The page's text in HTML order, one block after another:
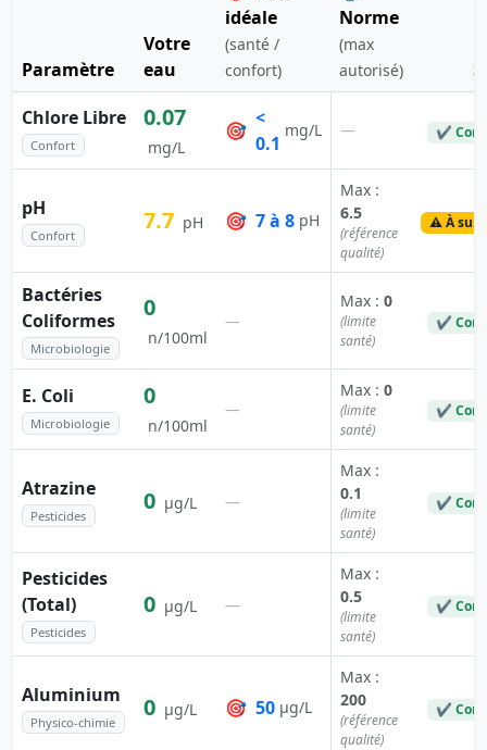
Paramètre
Votre
eau
idéale
(santé /
confort)
Norme
(max
autorisé)
Chlore Libre
Confort
0.07
mg/L
🎯
<
0.1
mg/L — ✔
pH
Confort
7.7 pH 🎯 7 à 8 pH
Max :
6.5
(référence
qualité)
⚠️ À
Bactéries
Coliformes
Microbiologie
0
n/100ml
—
Max : 0
(limite
santé)
✔
E. Coli
Microbiologie
0
n/100ml
—
Max : 0
(limite
santé)
✔
Atrazine
Pesticides
0 µg/L —
Max :
0.1
(limite
santé)
✔
Pesticides
(Total)
Pesticides
0 µg/L —
Max :
0.5
(limite
santé)
✔
Aluminium
Physico-chimie
0 µg/L 🎯 50 µg/L
Max :
200
(référence
qualité)
✔